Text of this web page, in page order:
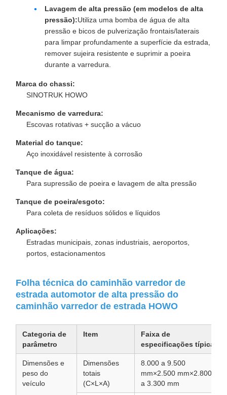
Lavagem de alta pressão (em modelos de alta
pressão):Utiliza uma bomba de água de alta
pressão e bicos de pulverização frontais/laterais
para limpar profundamente a superfície da estrada,
remover sujeira resistente e suprimir a poeira
durante a varredura.
Marca do chassi:
SINOTRUK HOWO
Mecanismo de varredura:
Escovas rotativas + sucção a vácuo
Material do tanque:
Aço inoxidável resistente à corrosão
Tanque de água:
Para supressão de poeira e lavagem de alta pressão
Tanque de poeira/esgoto:
Para coleta de resíduos sólidos e líquidos
Aplicações:
Estradas municipais, zonas industriais, aeroportos,
portos, estacionamentos
Folha técnica do caminhão varredor de
estrada automotor de alta pressão do
caminhão varredor de estrada HOWO
Categoria de
parâmetro
Item
Faixa de
especificações típica
Dimensões e
peso do
veículo
Dimensões
totais
(C×L×A)
8.000 a 9.500
mm×2.500 mm×2.800
a 3.300 mm